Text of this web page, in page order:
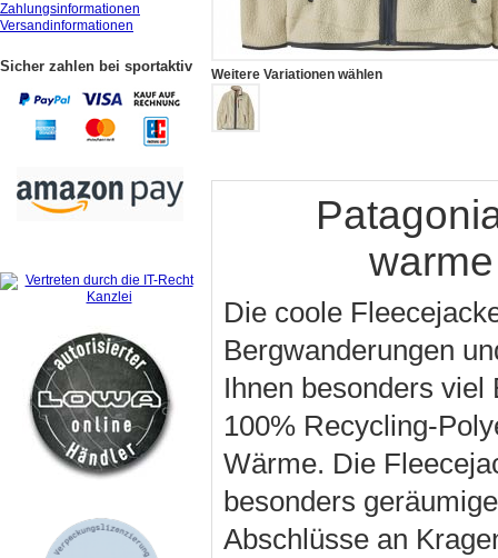
Weitere Variationen wählen
Die coole
Bergwanderungen
Ihnen besonders
100% Recycling-
Wärme. Die
besonders
Abschlüsse an
Zahlungsinformationen
Versandinformationen
Sicher zahlen bei sportaktiv